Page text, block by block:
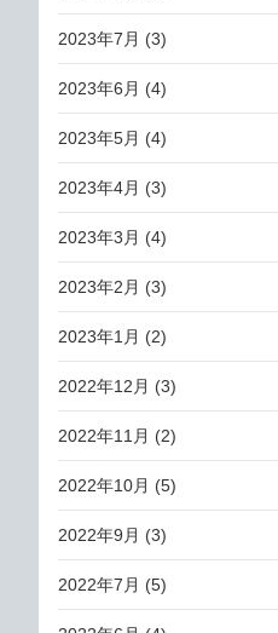
2023年7月 (3)
2023年6月 (4)
2023年5月 (4)
2023年4月 (3)
2023年3月 (4)
2023年2月 (3)
2023年1月 (2)
2022年12月 (3)
2022年11月 (2)
2022年10月 (5)
2022年9月 (3)
2022年7月 (5)